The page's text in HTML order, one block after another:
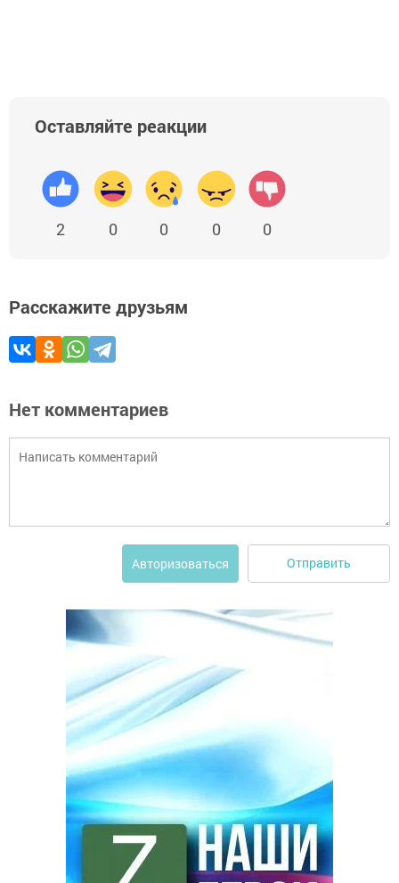
Оставляйте реакции
2 0 0 0 0
Расскажите друзьям
Нет комментариев
Авторизоваться Отправить